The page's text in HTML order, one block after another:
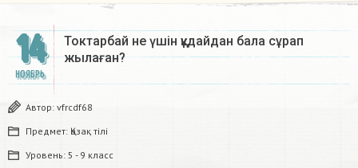
14
НОЯБРЬ
Токтарбай не үшін құдайдан бала сұрап
жылаған? ​
Автор: vfrcdf68
Предмет: Қазақ тiлi
Уровень: 5 - 9 класс